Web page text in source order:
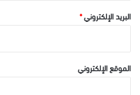
البريد الإلكتروني*
الموقع الإلكتروني